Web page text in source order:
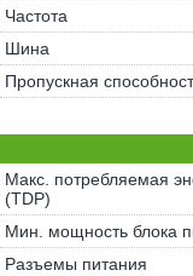
Частота
Шина
Пропускная
Макс. потребляемая
(TDP)
Мин. мощность блока
Разъемы питания